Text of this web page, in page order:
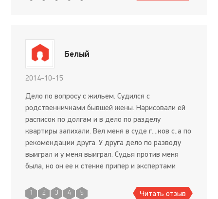
Белый
2014-10-15
Дело по вопросу с жильем. Судился с
родственничками бывшей жены. Нарисовали ей
расписок по долгам и в дело по разделу
квартиры запихали. Вел меня в суде г....ков с..а по
рекомендации друга. У друга дело по разводу
выиграл и у меня выиграл. Судья против меня
была, но он ее к стенке припер и экспертами
Короче, пролетела моя
1 2 3 4 5 Читать отзыв